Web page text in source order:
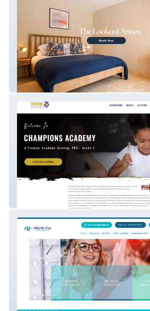
hostingholidays
Champions Academy